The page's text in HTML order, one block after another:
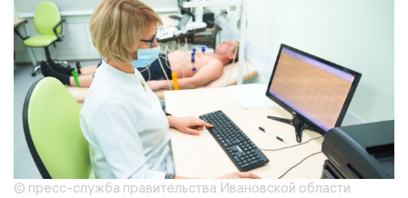
© пресс-служба правительства Ивановской области